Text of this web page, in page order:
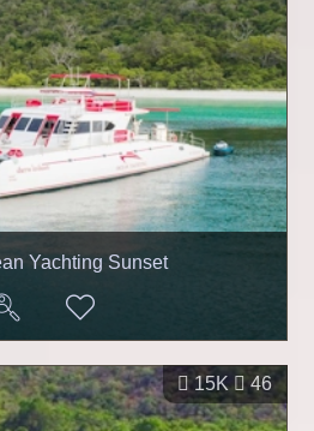
Yachting Sunset
15K 46